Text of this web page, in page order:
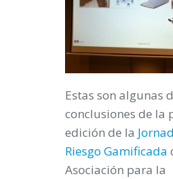
Estas son algunas
conclusiones de la
edición de la
Riesgo Gamificada
Asociación para la